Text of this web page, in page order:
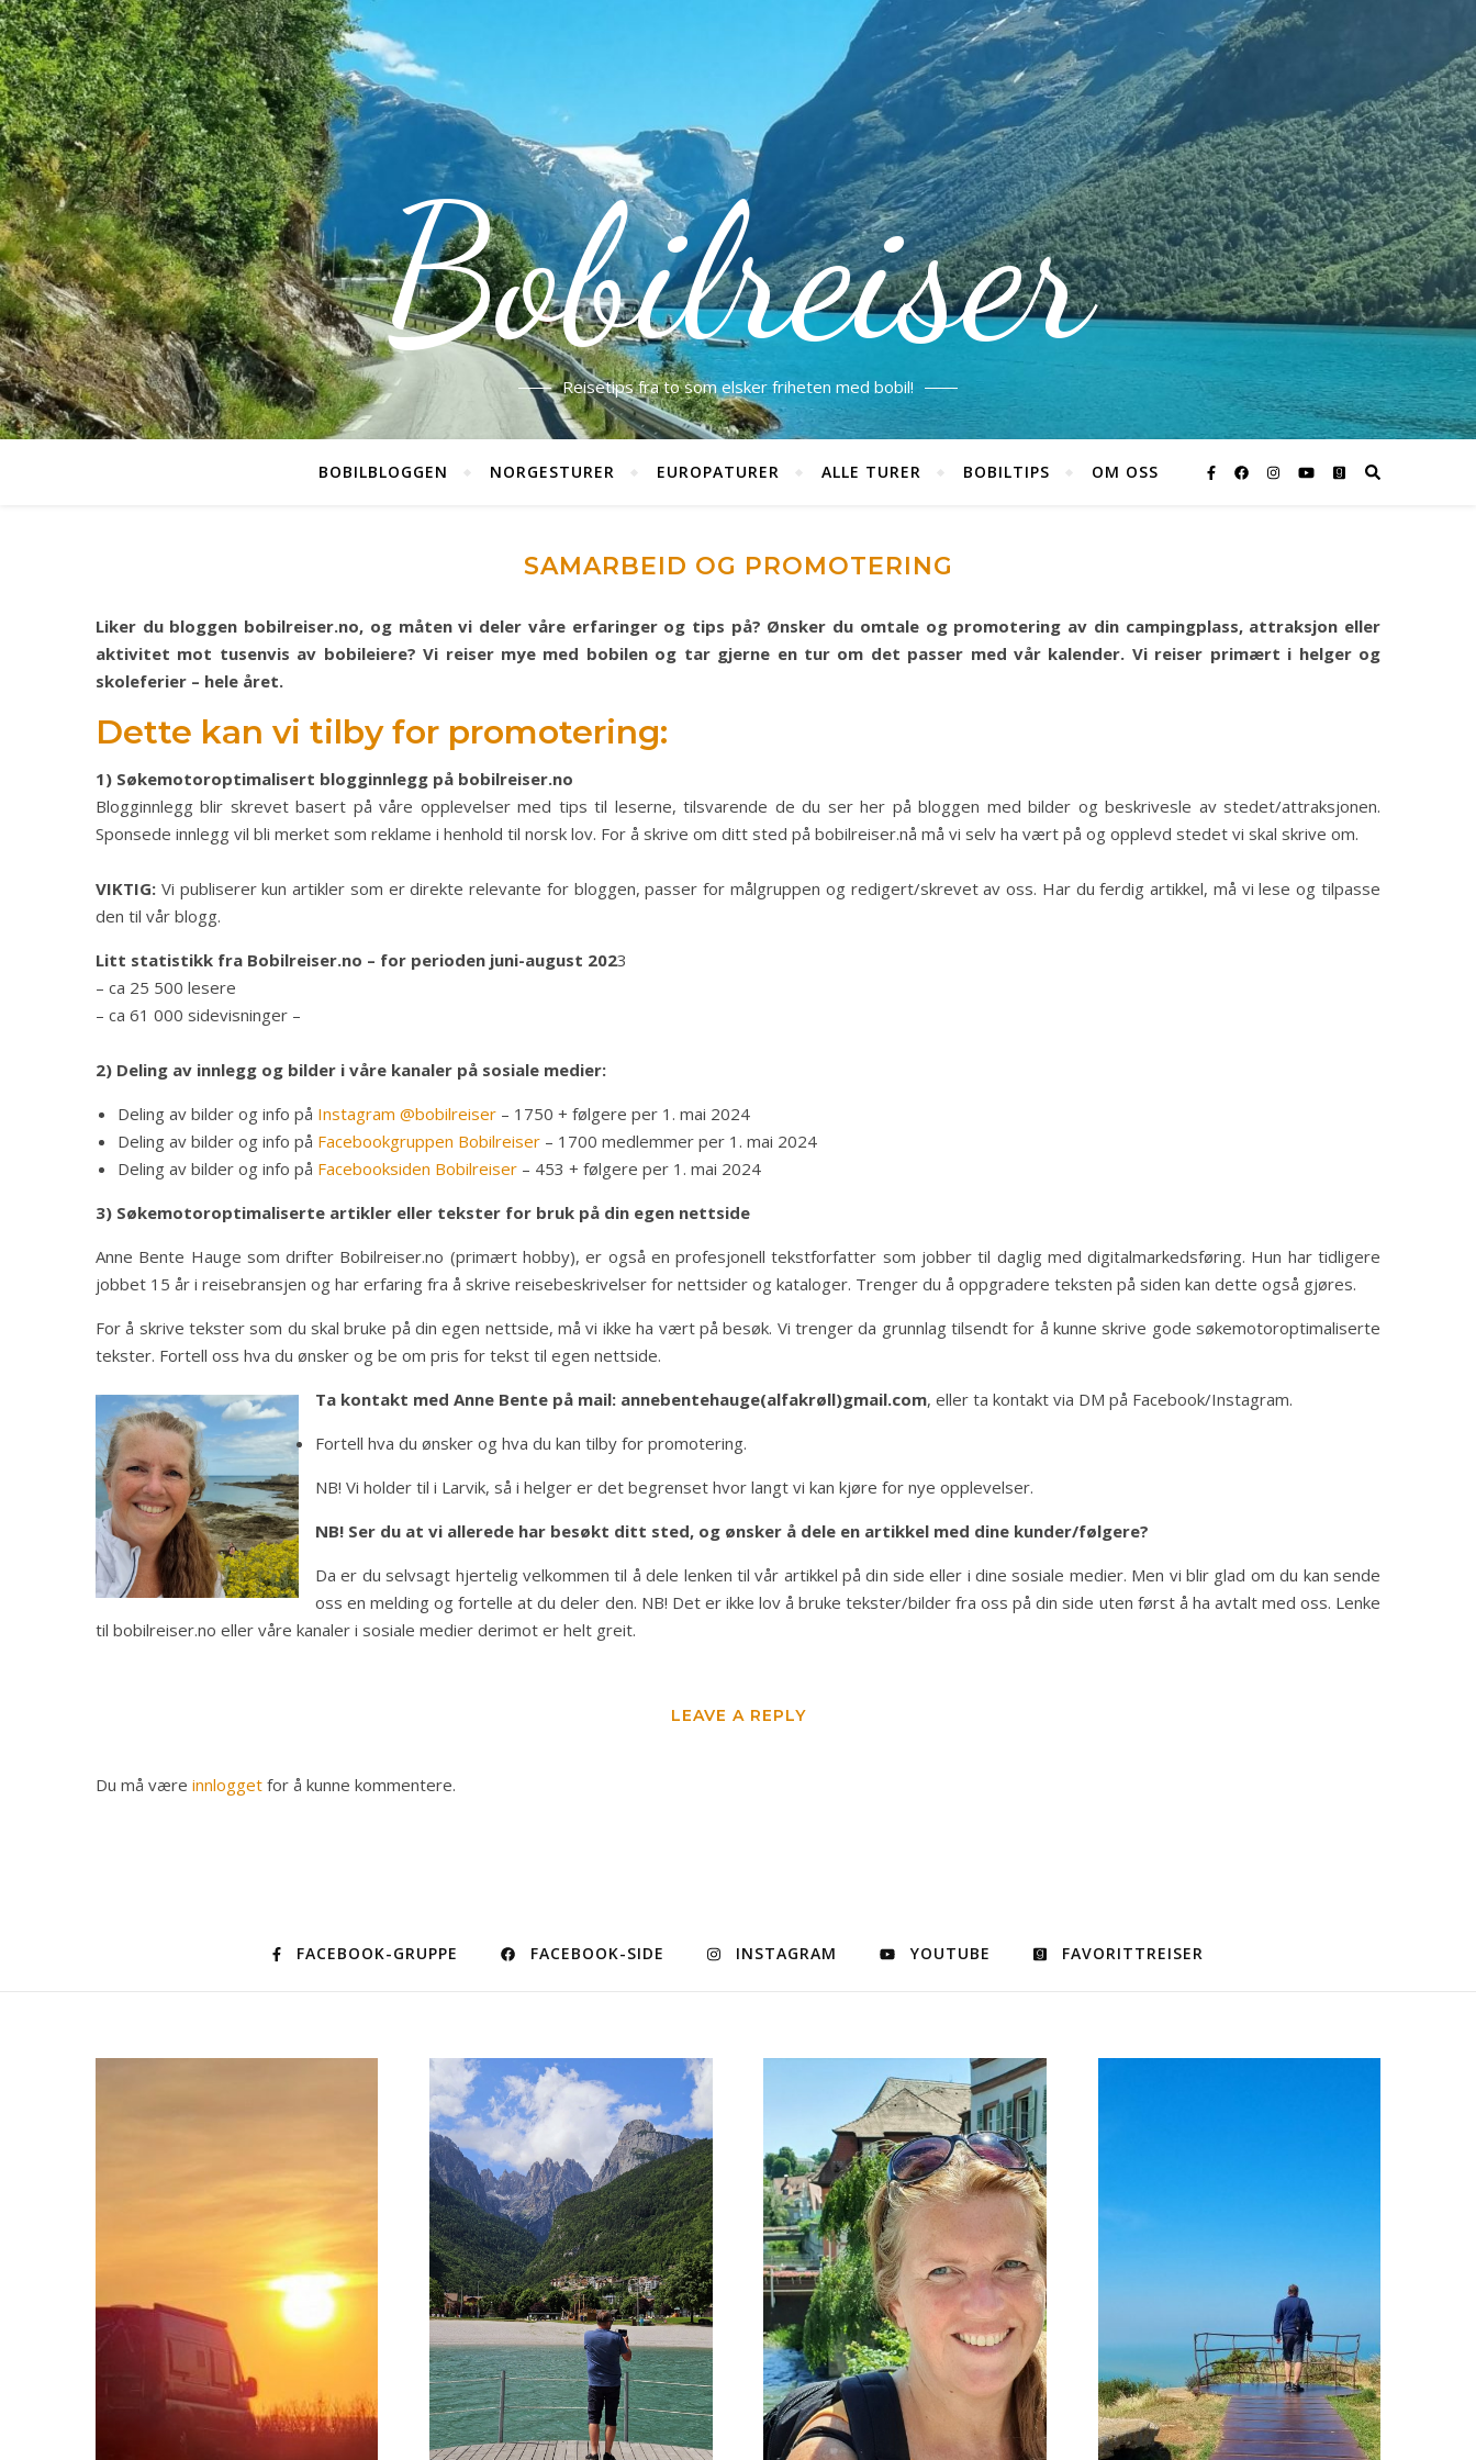
Bobilreiser
Reisetips fra to som elsker friheten med bobil!
BOBILBLOGGEN NORGESTURER EUROPATURER ALLE TURER BOBILTIPS OM OSS
SAMARBEID OG PROMOTERING
Liker du bloggen bobilreiser.no, og måten vi deler våre erfaringer og tips på? Ønsker du omtale og promotering av din campingplass, attraksjon eller
aktivitet mot tusenvis av bobileiere? Vi reiser mye med bobilen og tar gjerne en tur om det passer med vår kalender. Vi reiser primært i helger og
skoleferier – hele året.
Dette kan vi tilby for promotering:
1) Søkemotoroptimalisert blogginnlegg på bobilreiser.no
Blogginnlegg blir skrevet basert på våre opplevelser med tips til leserne, tilsvarende de du ser her på bloggen med bilder og beskrivesle av stedet/attraksjonen.
Sponsede innlegg vil bli merket som reklame i henhold til norsk lov. For å skrive om ditt sted på bobilreiser.nå må vi selv ha vært på og opplevd stedet vi skal skrive om.
VIKTIG: Vi publiserer kun artikler som er direkte relevante for bloggen, passer for målgruppen og redigert/skrevet av oss. Har du ferdig artikkel, må vi lese og tilpasse
den til vår blogg.
Litt statistikk fra Bobilreiser.no – for perioden juni-august 2023
– ca 25 500 lesere
– ca 61 000 sidevisninger –
2) Deling av innlegg og bilder i våre kanaler på sosiale medier:
Deling av bilder og info på Instagram @bobilreiser – 1750 + følgere per 1. mai 2024
Deling av bilder og info på Facebookgruppen Bobilreiser – 1700 medlemmer per 1. mai 2024
Deling av bilder og info på Facebooksiden Bobilreiser – 453 + følgere per 1. mai 2024
3) Søkemotoroptimaliserte artikler eller tekster for bruk på din egen nettside
Anne Bente Hauge som drifter Bobilreiser.no (primært hobby), er også en profesjonell tekstforfatter som jobber til daglig med digitalmarkedsføring. Hun har tidligere
jobbet 15 år i reisebransjen og har erfaring fra å skrive reisebeskrivelser for nettsider og kataloger. Trenger du å oppgradere teksten på siden kan dette også gjøres.
For å skrive tekster som du skal bruke på din egen nettside, må vi ikke ha vært på besøk. Vi trenger da grunnlag tilsendt for å kunne skrive gode søkemotoroptimaliserte
tekster. Fortell oss hva du ønsker og be om pris for tekst til egen nettside.
Ta kontakt med Anne Bente på mail: annebentehauge(alfakrøll)gmail.com, eller ta kontakt via DM på Facebook/Instagram.
Fortell hva du ønsker og hva du kan tilby for promotering.
NB! Vi holder til i Larvik, så i helger er det begrenset hvor langt vi kan kjøre for nye opplevelser.
NB! Ser du at vi allerede har besøkt ditt sted, og ønsker å dele en artikkel med dine kunder/følgere?
Da er du selvsagt hjertelig velkommen til å dele lenken til vår artikkel på din side eller i dine sosiale medier. Men vi blir glad om du kan sende
oss en melding og fortelle at du deler den. NB! Det er ikke lov å bruke tekster/bilder fra oss på din side uten først å ha avtalt med oss. Lenke
til bobilreiser.no eller våre kanaler i sosiale medier derimot er helt greit.
LEAVE A REPLY
Du må være innlogget for å kunne kommentere.
FACEBOOK-GRUPPE FACEBOOK-SIDE INSTAGRAM YOUTUBE FAVORITTREISER